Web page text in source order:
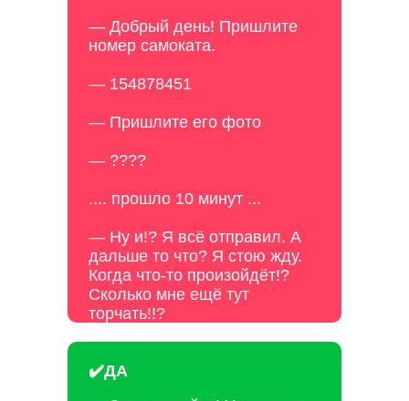
— Добрый день! Пришлите
номер самоката.
— 154878451
— Пришлите его фото
— ????
.... прошло 10 минут ...
— Ну и!? Я всё отправил. А
дальше то что? Я стою жду.
Когда что-то произойдёт!?
Сколько мне ещё тут
торчать!!?
✔️ДА